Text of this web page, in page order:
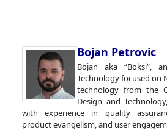
Bojan Petrovic
Bojan aka “Boksi”,
Technology focused on
technology from the
Design and
with experience in quality
product evangelism, and user